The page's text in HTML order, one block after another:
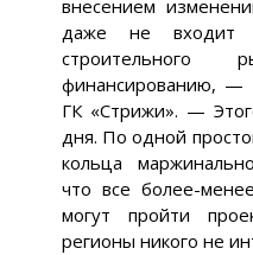
внесением
даже не входит
финансированию, —
ГК «Стрижи». —
дня. По одной
кольца
что все более-
могут пройти
регионы никого не